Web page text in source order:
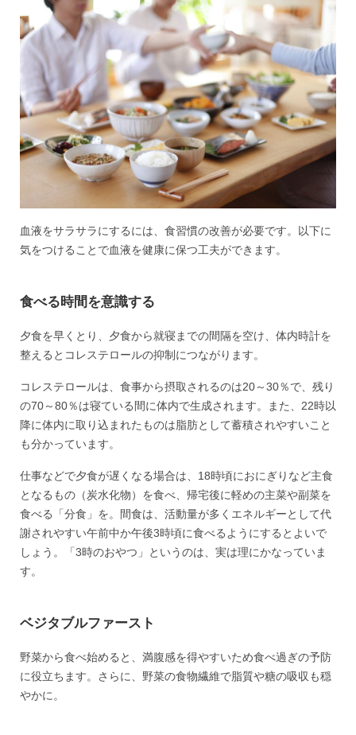
血液をサラサラにするには、食習慣の改善が必要です。以下に
気をつけることで血液を健康に保つ工夫ができます。
食べる時間を意識する
夕食を早くとり、夕食から就寝までの間隔を空け、体内時計を
整えるとコレステロールの抑制につながります。
コレステロールは、食事から摂取されるのは20～30％で、残り
の70～80％は寝ている間に体内で生成されます。また、22時以
降に体内に取り込まれたものは脂肪として蓄積されやすいこと
も分かっています。
仕事などで夕食が遅くなる場合は、18時頃におにぎりなど主食
となるもの（炭水化物）を食べ、帰宅後に軽めの主菜や副菜を
食べる「分食」を。間食は、活動量が多くエネルギーとして代
謝されやすい午前中か午後3時頃に食べるようにするとよいで
しょう。「3時のおやつ」というのは、実は理にかなっていま
す。
ベジタブルファースト
野菜から食べ始めると、満腹感を得やすいため食べ過ぎの予防
に役立ちます。さらに、野菜の食物繊維で脂質や糖の吸収も穏
やかに。